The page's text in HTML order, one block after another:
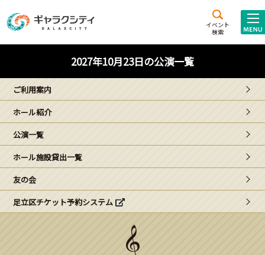
イベント
検索
施設案内
西新井
文化ホール
ギャラクシティとは
こどもみーてぃんぐ
Gがくえん
ブランドからのお知らせ
2027年10月23日の公演一覧
ご利用案内
ホール紹介
公演一覧
ホール施設貸出一覧
友の会
足立区チケット予約システム